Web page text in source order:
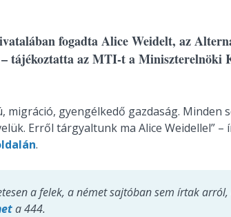
fogadta Alice Weidelt, az
tájékoztatta az MTI-t a Miniszterelnöki
migráció, gyengélkedő gazdaság. Minden
Erről tárgyaltunk ma Alice Weidellel” –
.
a felek, a német sajtóban sem írtak arról,
a 444.